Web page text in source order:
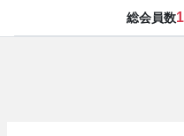
総会員数